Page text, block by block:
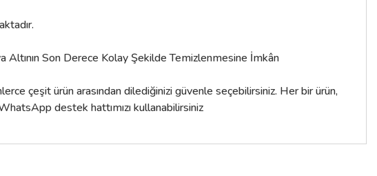
Altının Son Derece Kolay Şekilde Temizlenmesine İmkân
çeşit ürün arasından dilediğinizi güvenle seçebilirsiniz. Her bir ürün,
destek hattımızı kullanabilirsiniz